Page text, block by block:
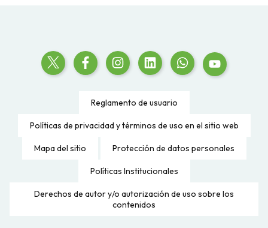
Reglamento de usuario
Políticas de privacidad y términos de uso en el sitio web
Mapa del sitio Protección de datos personales
Políticas Institucionales
Derechos de autor y/o autorización de uso sobre los
contenidos